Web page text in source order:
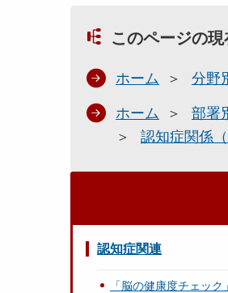
このページの
ホーム 分野
ホーム 部署
認知症関係
認知症関連
「脳の健康度チェッ